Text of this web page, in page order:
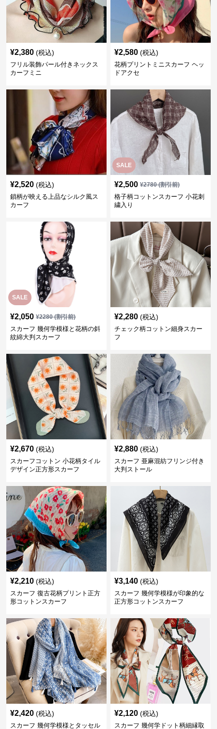
¥2,380 (税込)
フリル装飾パール付きネックス
カーフミニ
¥2,580 (税込)
花柄プリントミニスカーフ ヘッ
ドアクセ
¥2,520 (税込)
鎖柄が映える上品なシルク風ス
カーフ
SALE
¥2,500 ¥2780(割引前)
格子柄コットンスカーフ 小花刺
繍入り
SALE
¥2,050 ¥2280(割引前)
スカーフ 幾何学模様と花柄の斜
紋綿大判スカーフ
¥2,280 (税込)
チェック柄コットン細身スカー
フ
¥2,670 (税込)
スカーフコットン 小花柄タイル
デザイン正方形スカーフ
¥2,880 (税込)
スカーフ 亜麻混紡フリンジ付き
大判ストール
¥2,210 (税込)
スカーフ 復古花柄プリント正方
形コットンスカーフ
¥3,140 (税込)
スカーフ 幾何学模様が印象的な
正方形コットンスカーフ
¥2,420 (税込)
スカーフ 幾何学模様とタッセル
¥2,120 (税込)
スカーフ 幾何学ドット柄細縁取